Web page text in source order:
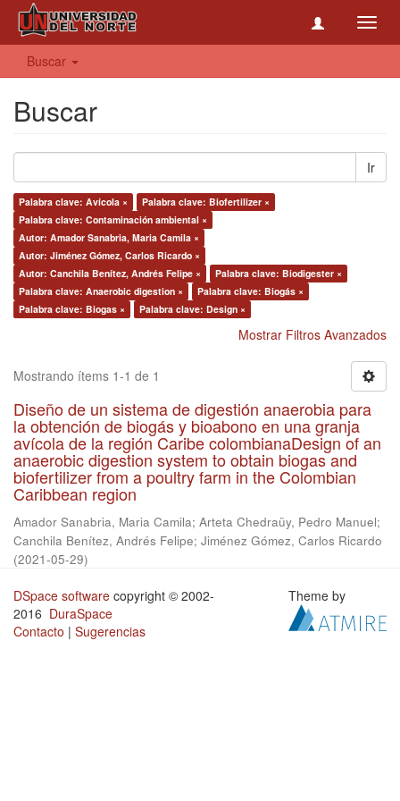
Buscar
Buscar
Ir
Palabra clave: Avícola ×
Palabra clave: Biofertilizer ×
Palabra clave: Contaminación ambiental ×
Autor: Amador Sanabria, Maria Camila ×
Autor: Jiménez Gómez, Carlos Ricardo ×
Autor: Canchila Benítez, Andrés Felipe ×
Palabra clave: Biodigester ×
Palabra clave: Anaerobic digestion ×
Palabra clave: Biogás ×
Palabra clave: Biogas ×
Palabra clave: Design ×
Mostrar Filtros Avanzados
Mostrando ítems 1-1 de 1
Diseño de un sistema de digestión anaerobia para
la obtención de biogás y bioabono en una granja
avícola de la región Caribe colombianaDesign of an
anaerobic digestion system to obtain biogas and
biofertilizer from a poultry farm in the Colombian
Caribbean region
Amador Sanabria, Maria Camila; Arteta Chedraüy, Pedro Manuel;
Canchila Benítez, Andrés Felipe; Jiménez Gómez, Carlos Ricardo
(2021-05-29)
DSpace software copyright © 2002-
2016 DuraSpace
Contacto | Sugerencias
Theme by